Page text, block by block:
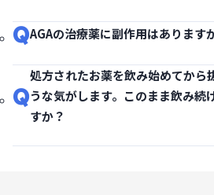
QAGAの治療薬に副作用はあります
Q
処方されたお薬を飲み始めてから
うな気がします。このまま飲み続
すか？